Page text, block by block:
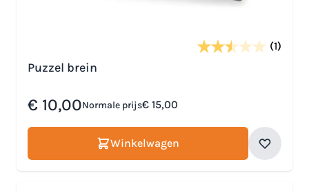
(1)
Puzzel brein
Speciale prijs
€ 10,00Normale prijs€ 15,00
Winkelwagen